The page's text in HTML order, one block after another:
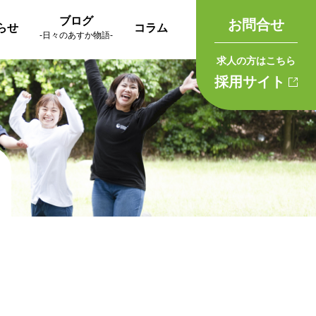
せ
ブログ
-日々のあすか物語-
コラム お問合せ
求人の方はこちら
採用サイト